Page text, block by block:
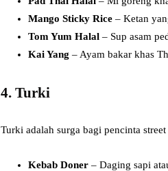
Mango Sticky Rice – Ketan
Tom Yum Halal – Sup asam
Kai Yang – Ayam bakar khas
4. Turki
Turki adalah surga bagi pencinta
Kebab Doner – Daging sapi